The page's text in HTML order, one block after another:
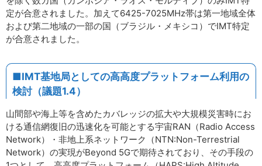
定が合意されました。加えて6425-7025MHz帯は第一地域全体
および第二地域の一部の国（ブラジル・メキシコ）でIMT特定
が合意されました。
■IMT基地局としての高高度プラットフォーム利用の
検討（議題1.4）
山間部や海上等を含めたカバレッジの拡大や大規模災害時にお
ける通信網復旧の迅速化を可能とする宇宙RAN（Radio Access
Network）・非地上系ネットワーク（NTN:Non-Terrestrial
Network）の実現がBeyond 5Gで期待されており、その手段の